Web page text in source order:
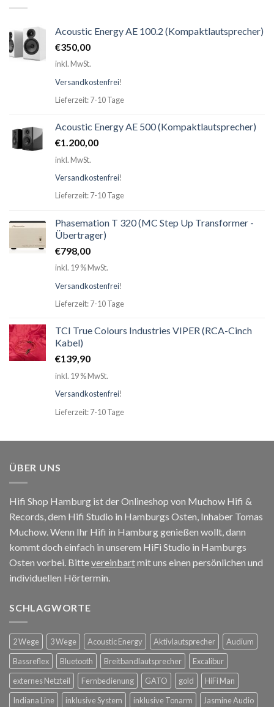
Acoustic Energy AE 100.2 (Kompaktlautsprecher)
€350,00
inkl. MwSt.
Versandkostenfrei!
Lieferzeit: 7-10 Tage
Acoustic Energy AE 500 (Kompaktlautsprecher)
€1.200,00
inkl. MwSt.
Versandkostenfrei!
Lieferzeit: 7-10 Tage
Phasemation T 320 (MC Step Up Transformer -
Übertrager)
€798,00
inkl. 19 % MwSt.
Versandkostenfrei!
Lieferzeit: 7-10 Tage
TCI True Colours Industries VIPER (RCA-Cinch
Kabel)
€139,90
inkl. 19 % MwSt.
Versandkostenfrei!
Lieferzeit: 7-10 Tage
ÜBER UNS
Hifi Shop Hamburg ist der Onlineshop von Muchow Hifi &
Records, dem Hifi Studio in Hamburgs Osten, Inhaber Tomas
Muchow. Wenn Ihr Hifi in Hamburg genießen wollt, dann
kommt doch einfach in unserem HiFi Studio in Hamburgs
Osten vorbei. Bittevereinbartmit uns einen persönlichen und
individuellen Hörtermin.
SCHLAGWORTE
2 Wege 3 Wege Acoustic Energy Aktivlautsprecher
Audium
Bassreflex
Bluetooth Breitbandlautsprecher
Excalibur
externes Netzteil
Fernbedienung GATO gold
HiFi Man
Indiana Line
inklusive System inklusive Tonarm Jasmine Audio